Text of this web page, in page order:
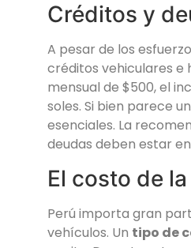
Créditos y
A pesar de los
créditos vehiculares e
mensual de $500, el
soles. Si bien parece
esenciales. La
deudas deben estar
El costo de
Perú importa gran
vehículos. Un tipo de